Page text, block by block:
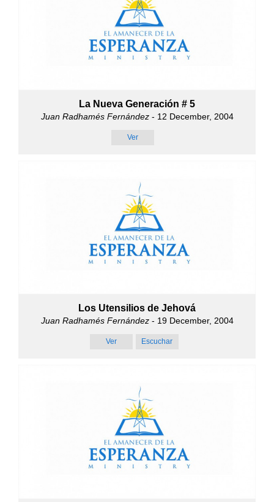
La Nueva Generación # 5
Juan Radhamés Fernández- 12 December, 2004
Ver
Los Utensilios de Jehová
Juan Radhamés Fernández- 19 December, 2004
Ver Escuchar